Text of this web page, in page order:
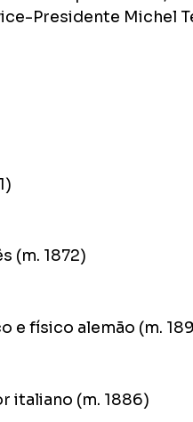
Presidente Michel
(m. 1872)
e físico alemão (m.
italiano (m. 1886)